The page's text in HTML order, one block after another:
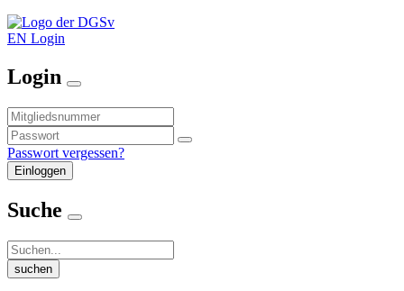
EN Login
Login
Passwort vergessen?
Suche